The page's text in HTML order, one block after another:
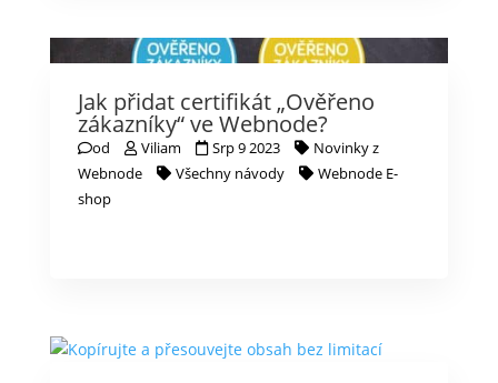
Jak přidat certifikát „Ověřeno
zákazníky“ ve Webnode?
od Viliam Srp 9 2023
Novinky z
Webnode
Všechny návody
Webnode E-
shop